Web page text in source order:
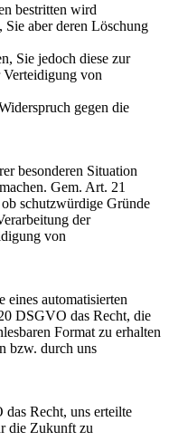
bestritten wird
aber deren Löschung
Sie jedoch diese zur
von
gegen die
besonderen Situation
Gem. Art. 21
schutzwürdige Gründe
der
von
automatisierten
DSGVO das Recht, die
Format zu erhalten
bzw. durch uns
Recht, uns erteilte
die Zukunft zu